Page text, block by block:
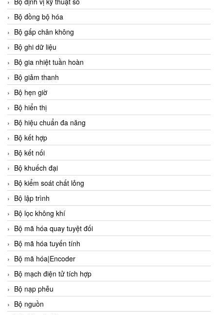
Bộ đồng bộ hóa
Bộ gấp chân không
Bộ ghi dữ liệu
Bộ gia nhiệt tuần hoàn
Bộ giảm thanh
Bộ hẹn giờ
Bộ hiển thị
Bộ hiệu chuẩn đa năng
Bộ kết hợp
Bộ kết nối
Bộ khuếch đại
Bộ kiểm soát chất lỏng
Bộ lập trình
Bộ lọc không khí
Bộ mã hóa quay tuyệt đối
Bộ mã hóa tuyến tính
Bộ mã hóa|Encoder
Bộ mạch điện tử tích hợp
Bộ nạp phễu
Bộ nguồn